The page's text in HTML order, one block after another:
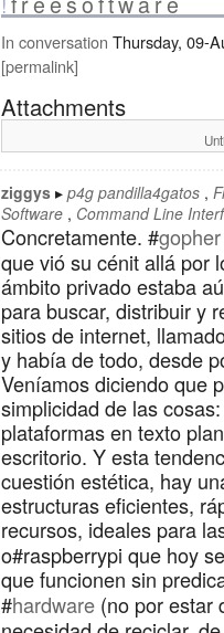
In conversation Thursday, 09-
permalink
Attachments
ziggys p4g pandilla4gatos
Software
Command Line
Concretamente. #gopher
que vió su cénit allá por
ámbito privado estaba
para buscar, distribuir y
sitios de internet,
y había de todo, desde
Veníamos diciendo que
simplicidad de las
plataformas en texto
escritorio. Y esta
cuestión estética, hay
estructuras eficientes,
recursos, ideales para
o#raspberrypi que hoy
que funcionen sin
#hardware (no por estar